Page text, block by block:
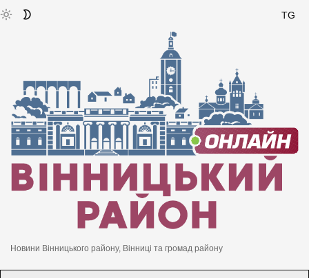
TG
Новини Вінницького району, Вінниці та громад району